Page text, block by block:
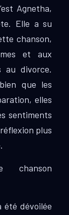
Agnetha,
Elle a su
chanson,
et aux
au divorce.
que les
elles
sentiments
plus
chanson
été dévoilée